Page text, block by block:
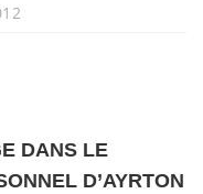
DANS LE
D’AYRTON